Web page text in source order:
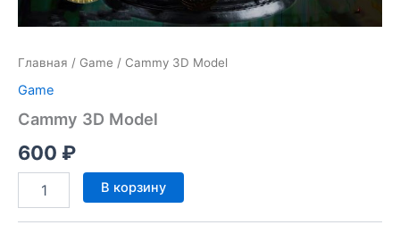
Главная / Game / Cammy 3D Model
Game
Cammy 3D Model
600 ₽
Количество
товара
В корзину